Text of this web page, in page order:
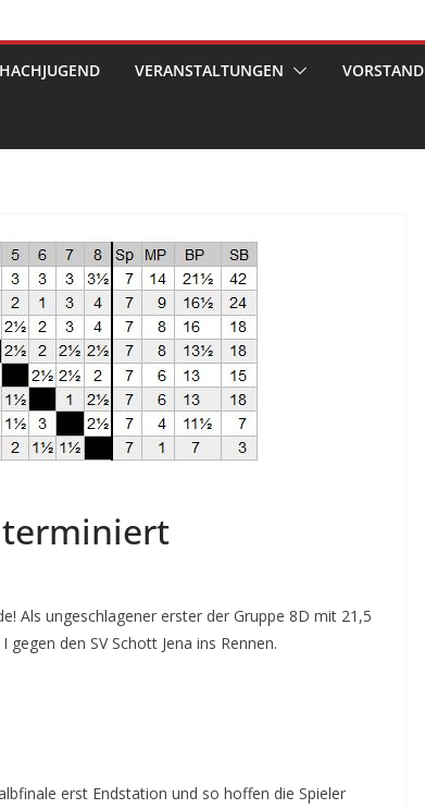
VERANSTALTUNGEN VORSTAND
terminiert
Als ungeschlagener erster der Gruppe 8D mit 21,5
den SV Schott Jena ins Rennen.
erst Endstation und so hoffen die Spieler